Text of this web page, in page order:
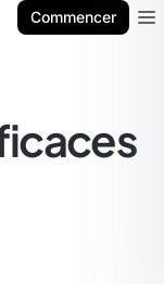
Commencer